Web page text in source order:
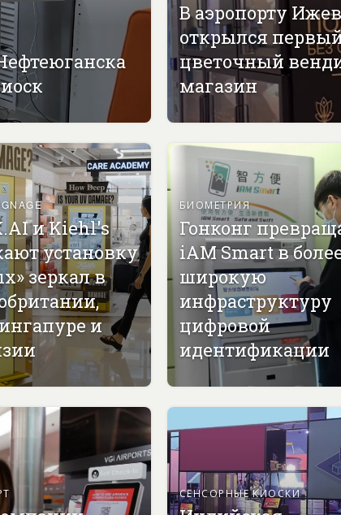
В аэропорту
открылся
цветочный
магазин
и Kiehl's
установку
зеркал в
и
БИОМЕТРИЯ
Гонконг
iAM Smart в
широкую
инфраструктуру
цифровой
идентификации
СЕНСОРНЫЕ КИОСКИ